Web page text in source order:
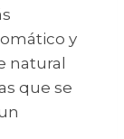
y
natural
que se